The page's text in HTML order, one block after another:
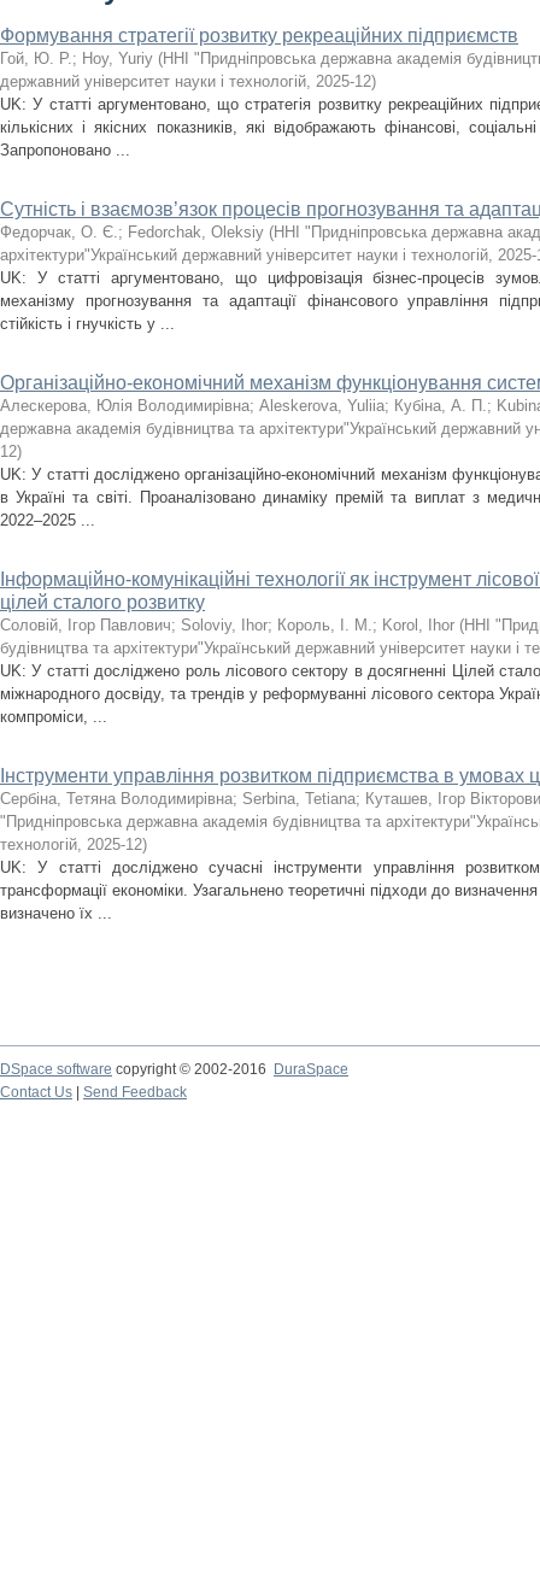
Формування стратегії розвитку рекреаційних підприємств
Гой, Ю. Р.; Hoy, Yuriy (ННІ "Придніпровська державна академія
державний університет науки і технологій, 2025-12)
UK: У статті аргументовано, що стратегія розвитку рекреаційних
кількісних і якісних показників, які відображають фінансові,
Запропоновано ...
Сутність і взаємозв’язок процесів прогнозування та
Федорчак, О. Є.; Fedorchak, Oleksiy (ННІ "Придніпровська державна
архітектури"Український державний університет науки і технологій, 2025-
UK: У статті аргументовано, що цифровізація бізнес-процесів
механізму прогнозування та адаптації фінансового управління
стійкість і гнучкість у ...
Організаційно-економічний механізм функціонування
Алескерова, Юлія Володимирівна; Aleskerova, Yuliia; Кубіна, А. П.;
державна академія будівництва та архітектури"Український державний
12)
UK: У статті досліджено організаційно-економічний механізм
в Україні та світі. Проаналізовано динаміку премій та виплат з
2022–2025 ...
Інформаційно-комунікаційні технології як інструмент
цілей сталого розвитку
Соловій, Ігор Павлович; Soloviy, Ihor; Король, І. М.; Korol, Ihor (ННІ
будівництва та архітектури"Український державний університет науки і
UK: У статті досліджено роль лісового сектору в досягненні Цілей
міжнародного досвіду, та трендів у реформуванні лісового сектора
компроміси, ...
Інструменти управління розвитком підприємства в умовах
Сербіна, Тетяна Володимирівна; Serbina, Tetiana; Куташев, Ігор
"Придніпровська державна академія будівництва та
технологій, 2025-12)
UK: У статті досліджено сучасні інструменти управління
трансформації економіки. Узагальнено теоретичні підходи до визначення
визначено їх ...
DSpace software copyright © 2002-2016
DuraSpace
Contact Us
Send Feedback